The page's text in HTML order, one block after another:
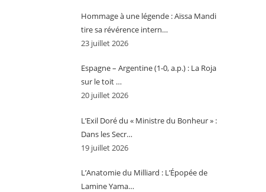
Hommage à une légende : Aïssa Mandi
tire sa révérence intern…
23 juillet 2026
Espagne – Argentine (1-0, a.p.) : La Roja
sur le toit …
20 juillet 2026
L’Exil Doré du « Ministre du Bonheur » :
Dans les Secr…
19 juillet 2026
L’Anatomie du Milliard : L’Épopée de
Lamine Yama…